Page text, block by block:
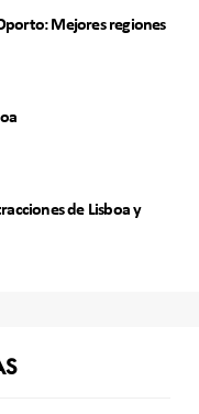
Mejores regiones
de Lisboa y